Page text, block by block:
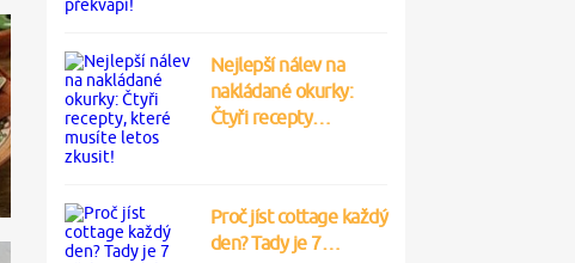
Nejlepší nálev na
nakládané okurky:
Čtyři recepty…
Proč jíst cottage každý
den? Tady je 7…